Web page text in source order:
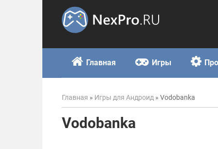
Главная Игры
Главная » Игры для Андроид » Vodobanka
Vodobanka